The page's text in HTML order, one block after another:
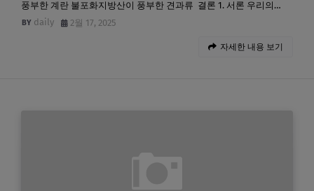
풍부한 계란 불포화지방산이 풍부한 견과류 결론 1. 서론 우리의…
daily
2월 17, 2025
자세한 내용 보기